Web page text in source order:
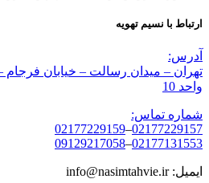
ارتباط با نسیم تهویه
آدرس:
واحد 10
شماره تماس:
02177229157
–
02177229159
02177131553
–
09129217058
ایمیل: info@nasimtahvie.ir